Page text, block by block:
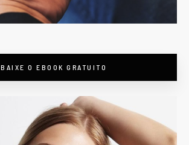
BAIXE O EBOOK GRATUITO